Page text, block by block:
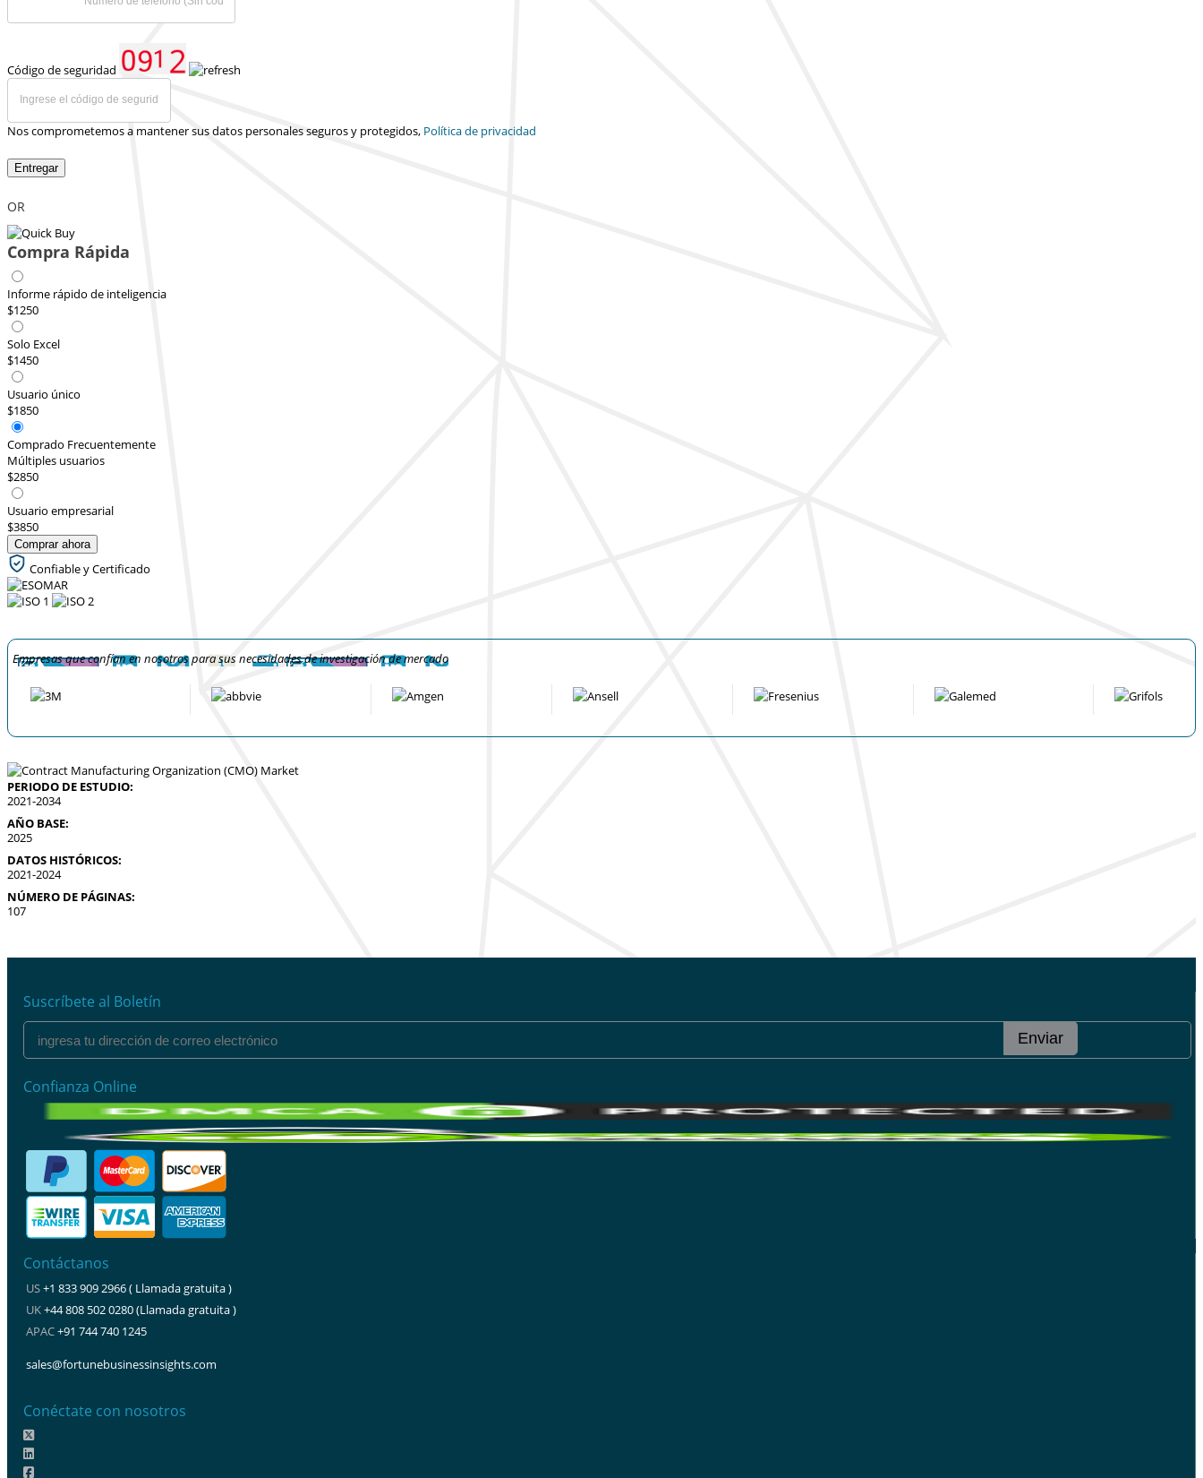
Código de seguridad
Nos comprometemos a mantener sus datos personales seguros y protegidos, Política de privacidad
Entregar
OR
Compra Rápida
Informe rápido de inteligencia
$1250
Solo Excel
$1450
Usuario único
$1850
Comprado Frecuentemente
Múltiples usuarios
$2850
Usuario empresarial
$3850
Comprar ahora
Confiable y Certificado
Empresas que confían en nosotros para sus necesidades de investigación de mercado
PERIODO DE ESTUDIO:
2021-2034
AÑO BASE:
2025
DATOS HISTÓRICOS:
2021-2024
NÚMERO DE PÁGINAS:
107
Suscríbete al Boletín
Enviar
Confianza Online
Contáctanos
US+1 833 909 2966 ( Llamada gratuita )
UK+44 808 502 0280 (Llamada gratuita )
APAC+91 744 740 1245
sales@fortunebusinessinsights.com
Conéctate con nosotros